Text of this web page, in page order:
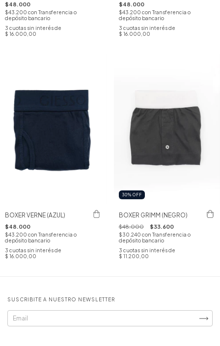
$48.000
$43.200 con Transferencia o
depósito bancario
3 cuotas sin interés de
$ 16.000,00
$48.000
$43.200 con Transferencia o
depósito bancario
3 cuotas sin interés de
$ 16.000,00
BOXER VERNE (AZUL)
$48.000
$43.200 con Transferencia o
depósito bancario
3 cuotas sin interés de
$ 16.000,00
30% OFF
BOXER GRIMM (NEGRO)
$48.000 $33.600
$30.240 con Transferencia o
depósito bancario
3 cuotas sin interés de
$ 11.200,00
SUSCRIBITE A NUESTRO NEWSLETTER